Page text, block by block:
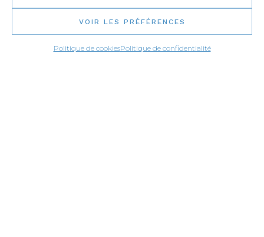
VOIR LES PRÉFÉRENCES
Politique de cookiesPolitique de confidentialité